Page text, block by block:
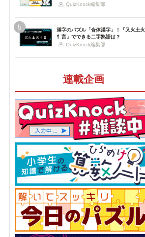
QuizKnock編集部
5
漢字のパズル「合体漢字」！「又火土火
忄言」でできる二字熟語は？
QuizKnock編集部
連載企画